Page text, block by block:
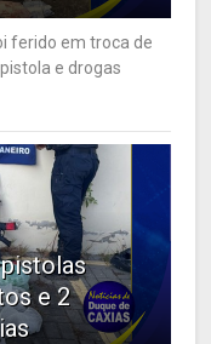
ferido em troca de
e drogas
e 2